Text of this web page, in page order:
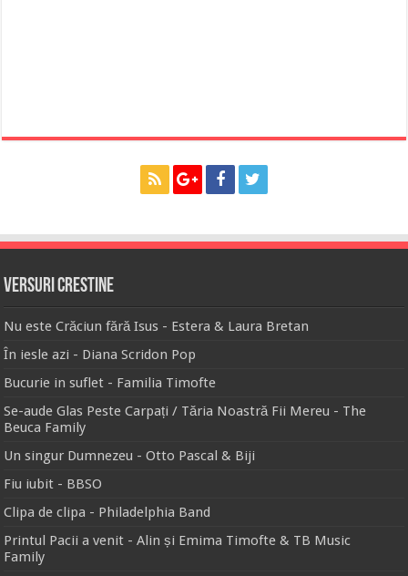
Versuri Crestine
Nu este Crăciun fără Isus - Estera & Laura Bretan
În iesle azi - Diana Scridon Pop
Bucurie in suflet - Familia Timofte
Se-aude Glas Peste Carpați / Tăria Noastră Fii Mereu - The
Beuca Family
Un singur Dumnezeu - Otto Pascal & Biji
Fiu iubit - BBSO
Clipa de clipa - Philadelphia Band
Printul Pacii a venit - Alin și Emima Timofte & TB Music
Family